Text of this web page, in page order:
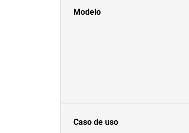
Modelo
Caso de uso